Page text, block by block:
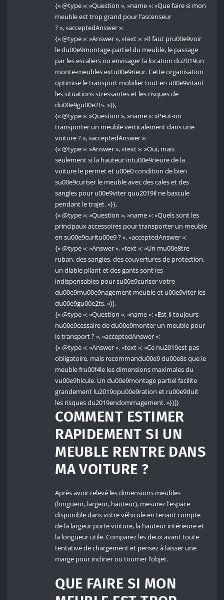
{« @type »: »Question », »name »: »Que faire si mon
meuble est trop grand pour l’ascenseur
? », »acceptedAnswer »:
{« @type »: »Answer », »text »: »Il faut pru00e9voir
le du00e9montage partiel du meuble, le passage
par les escaliers ou envisager la location du2019un
monte-meubles extu00e9rieur. Cette organisation
optimise le transport mobilier tout en u00e9vitant
les situations stressantes et les risques de
du00e9gu00e2ts. »}},
{« @type »: »Question », »name »: »Peut-on
transporter un meuble verticalement dans une
voiture ? », »acceptedAnswer »:
{« @type »: »Answer », »text »: »Oui, mais
seulement si la hauteur intu00e9rieure de la
voiture le permet et u00e0 condition de bien
su00e9curiser le meuble avec des cales et des
sangles pour u00e9viter quu2019il ne bascule
pendant le trajet. »}},
{« @type »: »Question », »name »: »Quels sont les
principaux accessoires pour transporter un meuble
en su00e9curitu00e9 ? », »acceptedAnswer »:
{« @type »: »Answer », »text »: »Un mu00e8tre
ruban, des sangles, des couvertures de protection,
un diable pliant et des gants sont les
indispensables pour su00e9curiser votre
du00e9mu00e9nagement meuble et u00e9viter les
du00e9gu00e2ts. »}},
{« @type »: »Question », »name »: »Est-il toujours
nu00e9cessaire de du00e9monter un meuble pour
le transport ? », »acceptedAnswer »:
{« @type »: »Answer », »text »: »Ce nu2019est pas
obligatoire, mais recommandu00e9 du00e8s que le
meuble fru00f4le les dimensions maximales du
vu00e9hicule. Un du00e9montage partiel facilite
grandement lu2019opu00e9ration et ru00e9duit
les risques du2019endommagement. »}}]}
COMMENT ESTIMER
RAPIDEMENT SI UN
MEUBLE RENTRE DANS
MA VOITURE ?
Après avoir relevé les dimensions meubles
(longueur, largeur, hauteur), mesurez l’espace
disponible dans votre véhicule en tenant compte
de la largeur porte voiture, la hauteur intérieure et
la longueur utile. Comparez les deux avant toute
tentative de chargement et pensez à laisser une
marge pour incliner ou tourner l’objet.
QUE FAIRE SI MON